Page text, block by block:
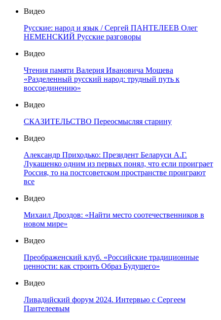
Видео
Русские: народ и язык / Сергей ПАНТЕЛЕЕВ Олег
НЕМЕНСКИЙ Русские разговоры
Видео
Чтения памяти Валерия Ивановича Мошева
«Разделенный русский народ: трудный путь к
воссоединению»
Видео
СКАЗИТЕЛЬСТВО Переосмысляя старину
Видео
Александр Приходько: Президент Беларуси А.Г.
Лукашенко одним из первых понял, что если проиграет
Россия, то на постсоветском пространстве проиграют
все
Видео
Михаил Дроздов: «Найти место соотечественников в
новом мире»
Видео
Преображенский клуб. «Российские традиционные
ценности: как строить Образ Будущего»
Видео
Ливадийский форум 2024. Интервью с Сергеем
Пантелеевым